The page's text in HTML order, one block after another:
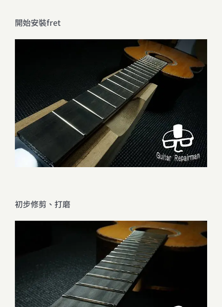
開始安裝fret
初步修剪、打磨